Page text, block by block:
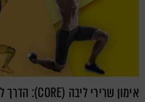
אימון שרירי ליבה (CORE): הדרך לריבועים ועוד הרבה יותר